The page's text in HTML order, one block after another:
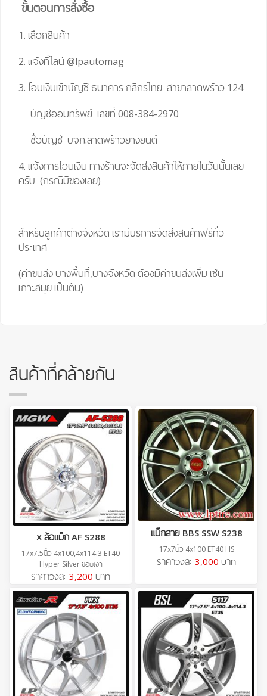
ขั้นตอนการสั่งซื้อ
1. เลือกสินค้า
2. แจ้งที่ไลน์ @lpautomag
3. โอนเงินเข้าบัญชี ธนาคาร กสิกรไทย สาขาลาดพร้าว 124
บัญชีออมทรัพย์ เลขที่ 008-384-2970
ชื่อบัญชี บจก.ลาดพร้าวยางยนต์
4. แจ้งการโอนเงิน ทางร้านจะจัดส่งสินค้าให้ภายในวันนั้นเลย
ครับ (กรณีมีของเลย)
สำหรับลูกค้าต่างจังหวัด เรามีบริการจัดส่งสินค้าฟรีทั่ว
ประเทศ
(ค่าขนส่ง บางพื้นที่,บางจังหวัด ต้องมีค่าขนส่งเพิ่ม เช่น
เกาะสมุย เป็นต้น)
สินค้าที่คล้ายกัน
X ล้อแม็ก AF S288
17x7.5นิ้ว 4x100,4x114.3 ET40
Hyper Silver ขอบเงา
ราคาวงละ 3,200 บาท
แม็กลาย BBS SSW S238
17x7นิ้ว 4x100 ET40 HS
ราคาวงละ 3,000 บาท